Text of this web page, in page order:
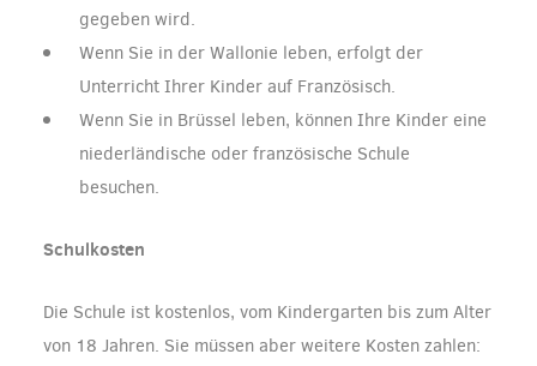
gegeben wird.
Wenn Sie in der Wallonie leben, erfolgt der
Unterricht Ihrer Kinder auf Französisch.
Wenn Sie in Brüssel leben, können Ihre Kinder eine
niederländische oder französische Schule
besuchen.
Schulkosten
Die Schule ist kostenlos, vom Kindergarten bis zum Alter
von 18 Jahren. Sie müssen aber weitere Kosten zahlen: